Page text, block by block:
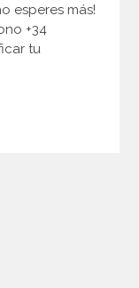
esperes más!
+34
tu